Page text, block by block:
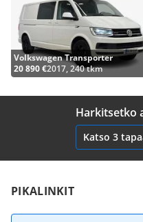
Volkswagen Transporter
20 890 €2017, 240 tkm
Harkitsetko
Katso 3
PIKALINKIT